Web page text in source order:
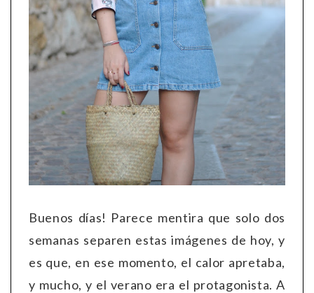
Buenos días! Parece mentira que solo dos
semanas separen estas imágenes de hoy, y
es que, en ese momento, el calor apretaba,
y mucho, y el verano era el protagonista. A